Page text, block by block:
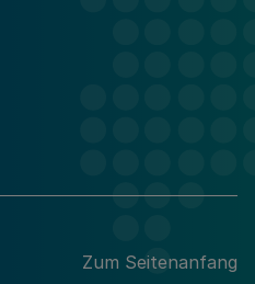
Zum Seitenanfang